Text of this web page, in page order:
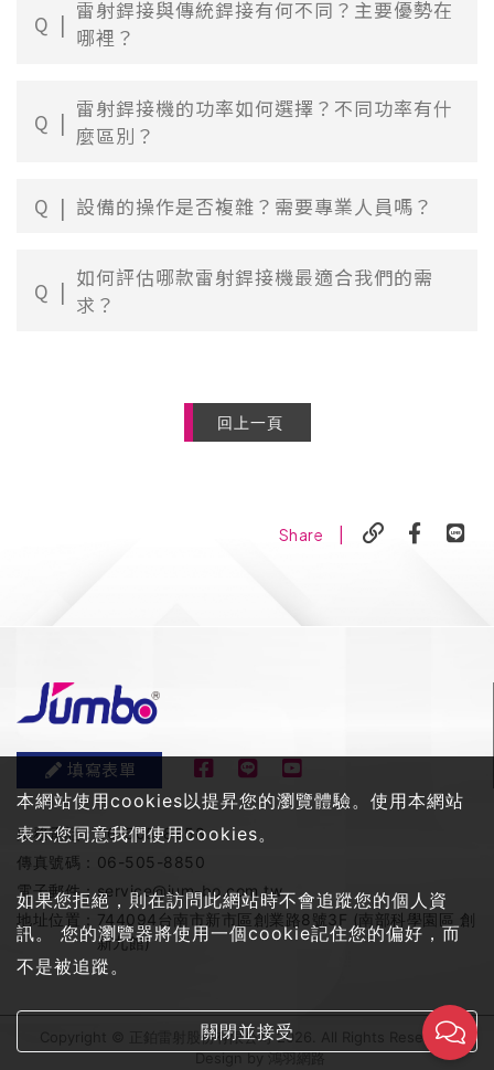
Q
雷射銲接與傳統銲接有何不同？主要優勢在
哪裡？
Q
雷射銲接機的功率如何選擇？不同功率有什
麼區別？
Q 設備的操作是否複雜？需要專業人員嗎？
Q
如何評估哪款雷射銲接機最適合我們的需
求？
回上一頁
Share
填寫表單
服務電話：06-505-8858
傳真號碼： 06-505-8850
電子郵件：service@jum-bo.com.tw
地址位置： 744094台南市新市區創業路8號3F (南部科學園區 創
新九館)
Copyright © 正鉑雷射股份有限公司 2026. All Rights Reserved
Design by鴻羽網路
本網站使用cookies以提昇您的瀏覽體驗。使用本網站
表示您同意我們使用cookies。
如果您拒絕，則在訪問此網站時不會追蹤您的個人資
訊。 您的瀏覽器將使用一個cookie記住您的偏好，而
不是被追蹤。
關閉並接受